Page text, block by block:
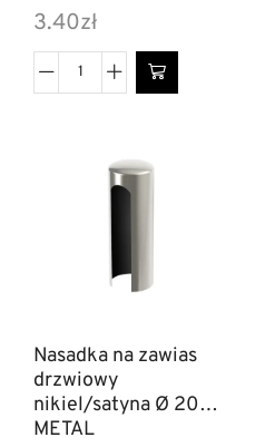
3.40zł
Nasadka na zawias
drzwiowy
nikiel/satyna Ø 20mm
METAL